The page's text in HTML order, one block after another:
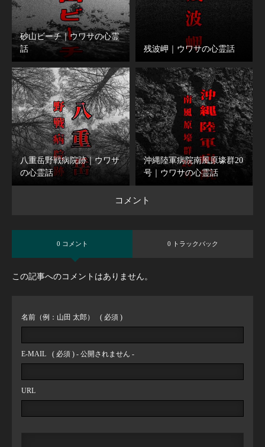
砂山ビーチ｜ウワサの心霊
話
残波岬｜ウワサの心霊話
八重岳野戦病院跡｜ウワサ
の心霊話
沖縄陸軍病院南風原壕群20
号｜ウワサの心霊話
コメント
0 コメント 0 トラックバック
この記事へのコメントはありません。
名前（例：山田 太郎） ( 必須 )
E-MAIL ( 必須 ) - 公開されません -
URL